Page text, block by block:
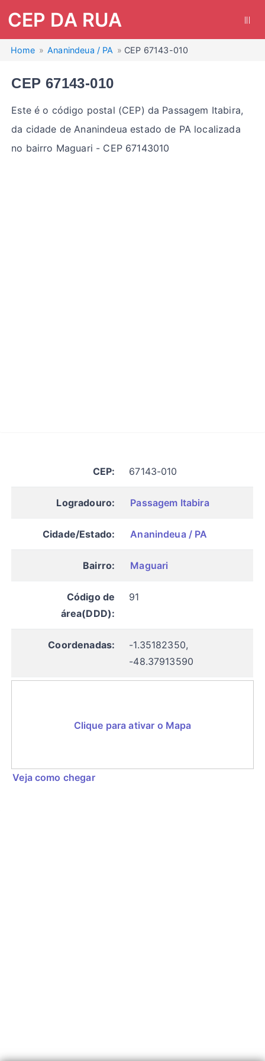
CEP DA RUA
Home Ananindeua / PA CEP 67143-010
CEP 67143-010
Este é o código postal (CEP) da Passagem Itabira,
da cidade de Ananindeua estado de PA localizada
no bairro Maguari - CEP 67143010
CEP: 67143-010
Logradouro: Passagem Itabira
Cidade/Estado: Ananindeua / PA
Bairro: Maguari
Código de
área(DDD):
91
Coordenadas:
-1.35182350,
-48.37913590
Clique para ativar o Mapa
Veja como chegar